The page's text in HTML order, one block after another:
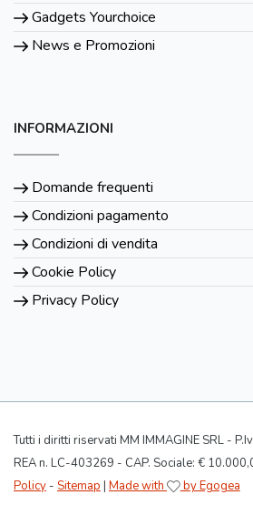
Gadgets Yourchoice
News e Promozioni
INFORMAZIONI
Domande frequenti
Condizioni pagamento
Condizioni di vendita
Cookie Policy
Privacy Policy
Tutti i diritti riservati MM IMMAGINE SRL -
REA n. LC-403269 - CAP. Sociale: €
Policy - Sitemap | Made with by Egogea